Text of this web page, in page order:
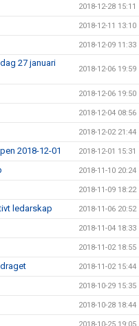
2018-12-28 15:11
2018-12-11 13:10
2018-12-09 11:33
27 januari
2018-12-06 19:59
2018-12-06 19:50
2018-12-04 08:56
2018-12-02 21:44
2018-12-01 2018-12-01 15:31
2018-11-10 20:24
2018-11-09 18:22
ledarskap 2018-11-06 20:52
2018-11-04 18:33
2018-11-02 18:55
2018-11-02 15:44
2018-10-29 15:35
2018-10-28 18:44